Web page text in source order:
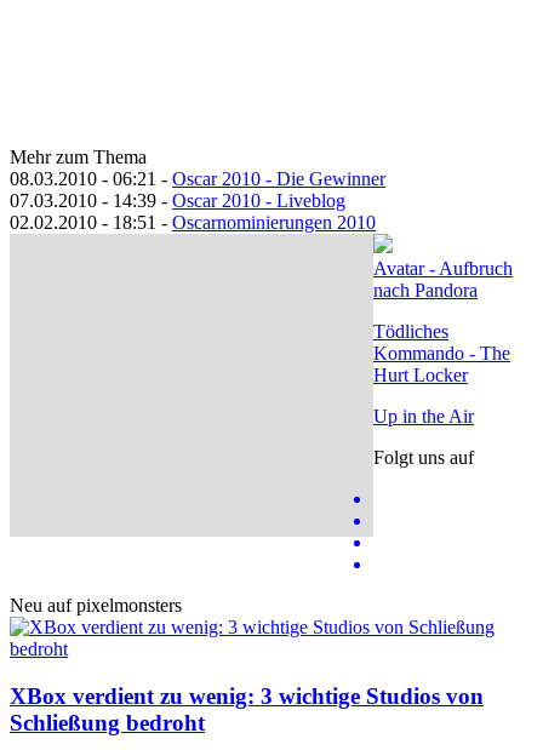
Mehr zum Thema
08.03.2010 - 06:21 - Oscar 2010 - Die Gewinner
07.03.2010 - 14:39 - Oscar 2010 - Liveblog
02.02.2010 - 18:51 - Oscarnominierungen 2010
Avatar - Aufbruch
nach Pandora
Tödliches
Kommando - The
Hurt Locker
Up in the Air
Folgt uns auf
Neu auf pixelmonsters
XBox verdient zu wenig: 3 wichtige Studios von
Schließung bedroht